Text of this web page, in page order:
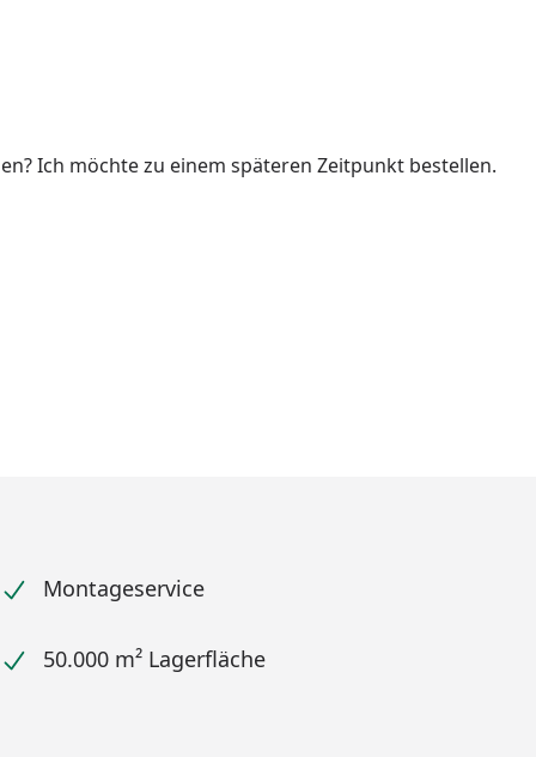
Ich möchte zu einem späteren Zeitpunkt bestellen.
Montageservice
50.000 m² Lagerfläche